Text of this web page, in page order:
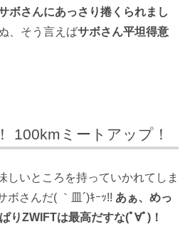
ボさんにあっさり捲くられまし
、そう言えばサボさん平坦得意
100kmミートアップ！
しいところを持っていかれてしま
ボさんだ( ｀皿´)ｷｰｯ!! あぁ、めっ
りZWIFTは最高だすな(ﾟ∀ﾟ)！